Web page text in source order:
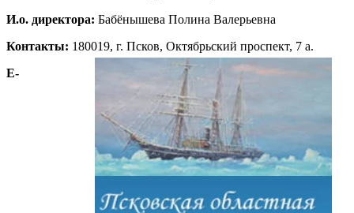
И.о. директора: Бабёнышева Полина Валерьевна
Контакты: 180019, г. Псков, Октябрьский проспект, 7 а.
E-